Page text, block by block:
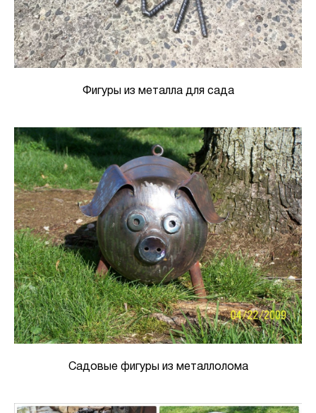
Фигуры из металла для сада
Садовые фигуры из металлолома